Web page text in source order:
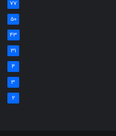
77
50
43
31
4
3
2